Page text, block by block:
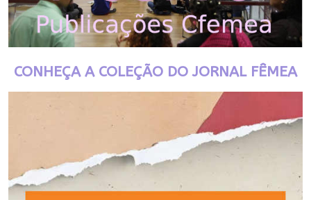
CONHEÇA A COLEÇÃO DO JORNAL FÊMEA